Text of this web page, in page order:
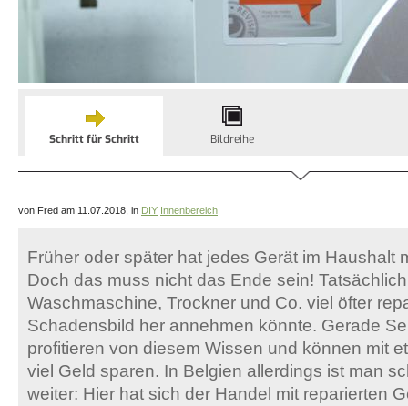
Schritt für Schritt Bildreihe
von Fred am 11.07.2018, in DIY Innenbereich
Früher oder später hat jedes Gerät im Haushalt
Doch das muss nicht das Ende sein!
Waschmaschine, Trockner und Co. viel öfter
Schadensbild her annehmen könnte. Gerade
profitieren von diesem Wissen und können mit
viel Geld sparen. In Belgien allerdings ist man
weiter: Hier hat sich der Handel mit reparierten